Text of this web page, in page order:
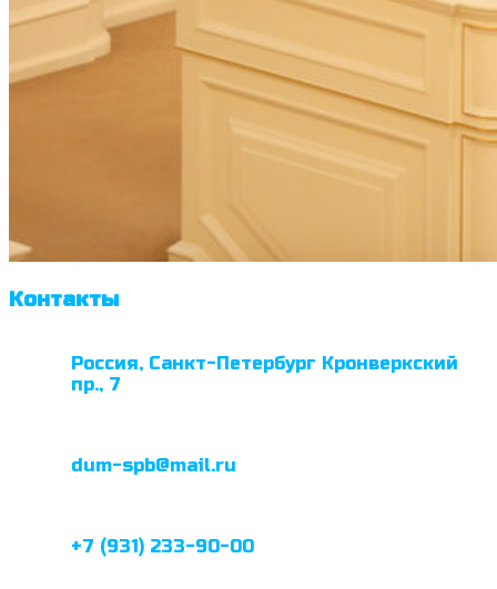
Контакты
Россия, Санкт-Петербург Кронверкский
пр., 7
dum-spb@mail.ru
+7 (931) 233-90-00